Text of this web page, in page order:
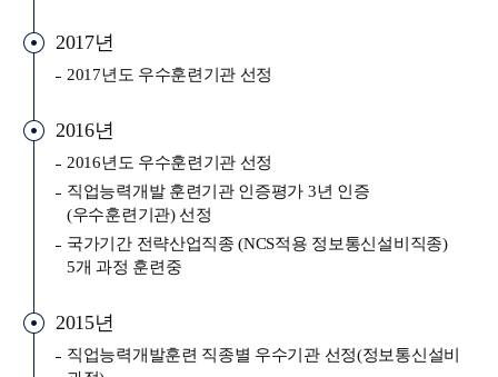
2017년
2017년도 우수훈련기관 선정
2016년
2016년도 우수훈련기관 선정
직업능력개발 훈련기관 인증평가 3년 인증
(우수훈련기관) 선정
국가기간 전략산업직종 (NCS적용 정보통신설비직종)
5개 과정 훈련중
2015년
직업능력개발훈련 직종별 우수기관 선정(정보통신설비